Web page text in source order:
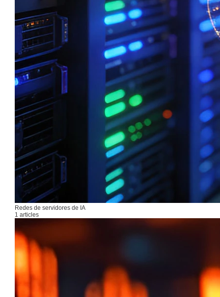
Redes de servidores de IA
1 articles